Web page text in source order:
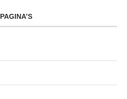
PAGINA’S